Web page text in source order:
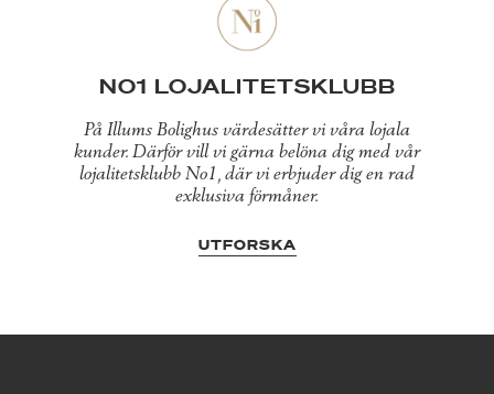
NO1 LOJALITETSKLUBB
På Illums Bolighus värdesätter vi våra lojala
kunder. Därför vill vi gärna belöna dig med vår
lojalitetsklubb No1, där vi erbjuder dig en rad
exklusiva förmåner.
UTFORSKA